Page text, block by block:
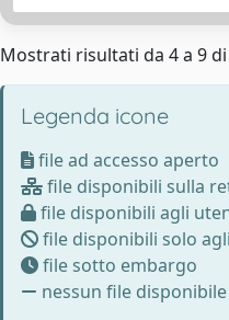
Mostrati risultati da 4 a 9
Legenda icone
file ad accesso aperto
file disponibili sulla
file disponibili agli
file disponibili solo
file sotto embargo
nessun file disponibile